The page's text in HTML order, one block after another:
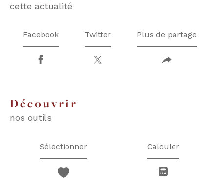
cette actualité
Facebook Twitter Plus de partage
découvrir
nos outils
Sélectionner Calculer